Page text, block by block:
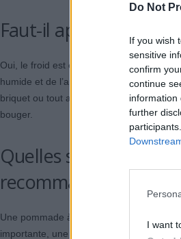
Do Not
If you wish
sensitive
confirm
continue
information
further
I want
Faut-il appliquer du
Oui, le froid est efficace pour calmer la
humide et de l’appliquer sur la zone
briquet ou tout autre moyen, pour ne
bouger.
Quelles sont les
recommandées ?
Une pommade à faible dose de cortisone
importante, une crème antihistaminique